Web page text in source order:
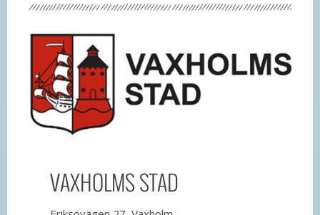
VAXHOLMS STAD